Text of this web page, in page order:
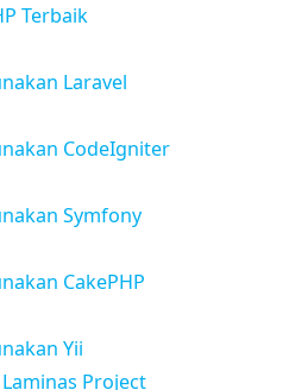
Terbaik
Laravel
CodeIgniter
Symfony
CakePHP
Yii
Project